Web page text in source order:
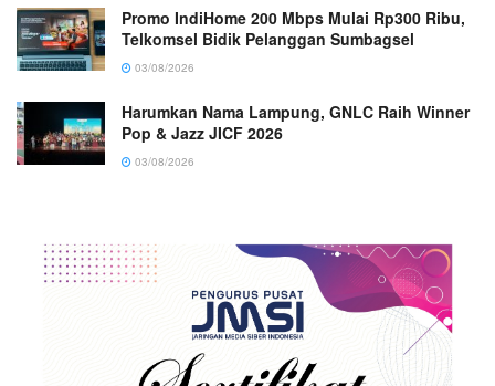
Promo IndiHome 200 Mbps Mulai Rp300 Ribu,
Telkomsel Bidik Pelanggan Sumbagsel
03/08/2026
Harumkan Nama Lampung, GNLC Raih Winner
Pop & Jazz JICF 2026
03/08/2026